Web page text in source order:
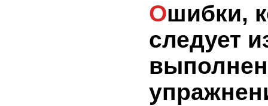
Ошибки, которых
следует